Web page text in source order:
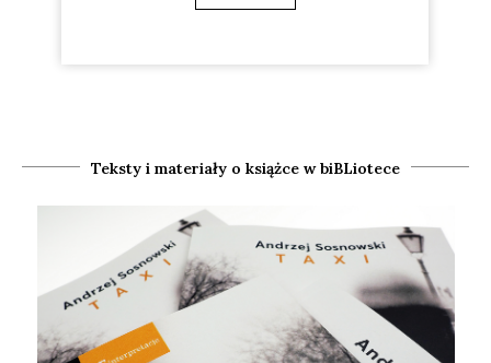
Teksty i materiały o książce w biBLiotece